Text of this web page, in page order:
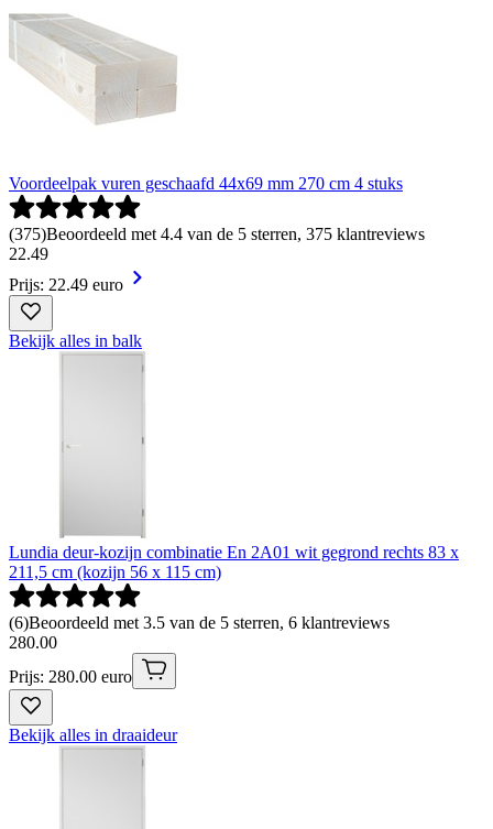
Voordeelpak vuren geschaafd 44x69 mm 270 cm 4 stuks
(375)Beoordeeld met 4.4 van de 5 sterren, 375 klantreviews
22.49
Prijs: 22.49 euro
Bekijk alles in balk
Lundia deur-kozijn combinatie En 2A01 wit gegrond rechts 83 x
211,5 cm (kozijn 56 x 115 cm)
(6)Beoordeeld met 3.5 van de 5 sterren, 6 klantreviews
280.00
Prijs: 280.00 euro
Bekijk alles in draaideur